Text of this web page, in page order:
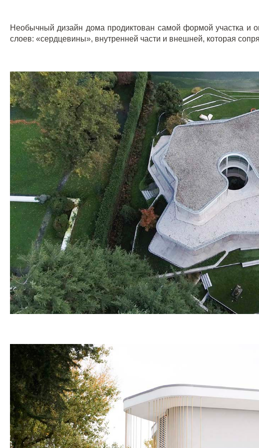
Необычный дизайн дома продиктован самой формой участка и
слоев: «сердцевины», внутренней части и внешней, которая